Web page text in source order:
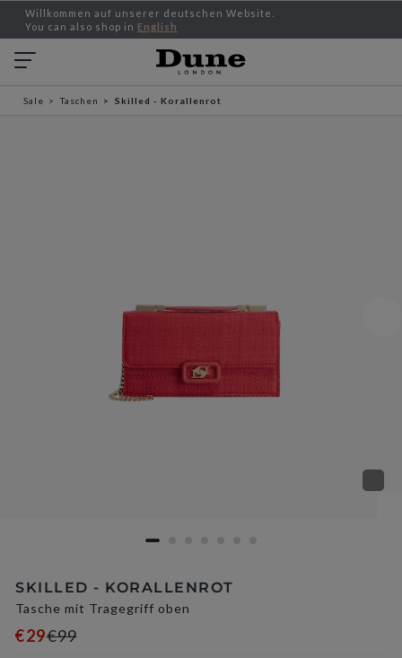
Willkommen auf unserer deutschen Website.
You can also shop in English
Sale Taschen Skilled - Korallenrot
SKILLED - KORALLENROT
Tasche mit Tragegriff oben
€29€99